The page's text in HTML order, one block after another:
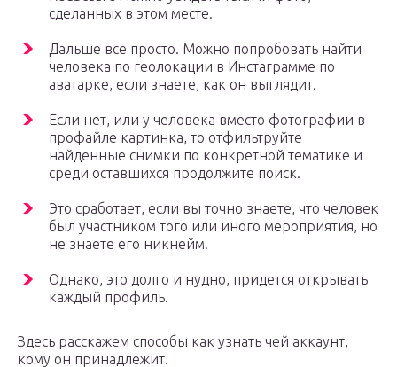
сделанных в этом месте.
Дальше все просто. Можно попробовать найти
человека по геолокации в Инстаграмме по
аватарке, если знаете, как он выглядит.
Если нет, или у человека вместо фотографии в
профайле картинка, то отфильтруйте
найденные снимки по конкретной тематике и
среди оставшихся продолжите поиск.
Это сработает, если вы точно знаете, что человек
был участником того или иного мероприятия, но
не знаете его никнейм.
Однако, это долго и нудно, придется открывать
каждый профиль.
Здесь расскажем способы как узнать чей аккаунт,
кому он принадлежит.